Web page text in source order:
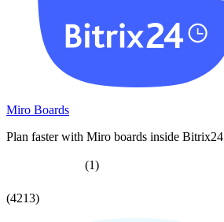
Miro Boards
Plan faster with Miro boards inside Bitrix24
(1)
(4213)